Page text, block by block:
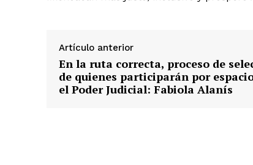
Artículo anterior
En la ruta correcta, proceso de
de quienes participarán por
el Poder Judicial: Fabiola Alanís